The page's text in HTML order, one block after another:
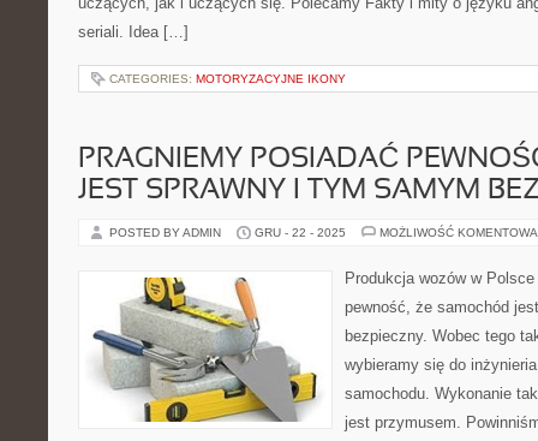
seriali. Idea […]
CATEGORIES: MOTORYZACYJNE IKONY
PRAGNIEMY POSIADAĆ
JEST SPRAWNY I TYM SAMYM
POSTED BY ADMIN GRU - 22 - 2025 MOŻLIWOŚĆ
Produkcja wozów w
pewność, że samochód
bezpieczny. Wobec tego
wybieramy się do
samochodu. Wykonanie
jest przymusem.